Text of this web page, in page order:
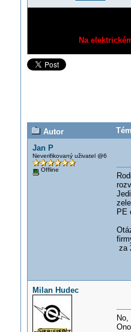
Na
Autor
Jan P
Neverifikovaný uživatel @6
Offline
PE
za
Milan Hudec